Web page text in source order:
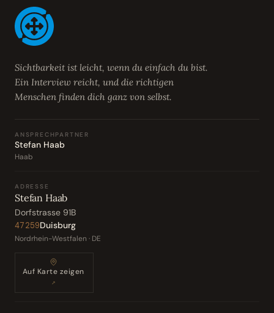
Sichtbarkeit ist leicht, wenn du einfach du bist.
Ein Interview reicht, und die richtigen
Menschen finden dich ganz von selbst.
ANSPRECHPARTNER
Stefan Haab
Haab
ADRESSE
Stefan Haab
Dorfstrasse 91B
47259Duisburg
Nordrhein-Westfalen · DE
Auf Karte zeigen
↗